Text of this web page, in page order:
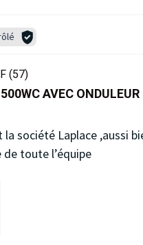
(57)
AVEC
société Laplace ,aussi
toute l’équipe